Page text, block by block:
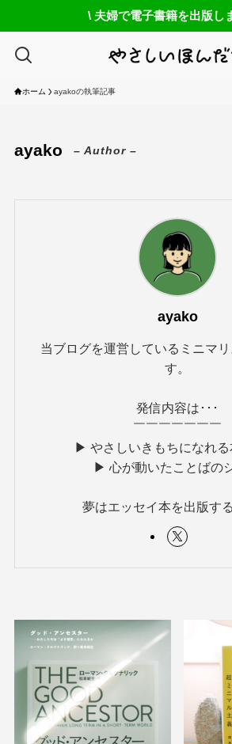
\ 夫婦で電子書籍を出版し
ホーム ayakoの執筆記事
ayako – Author –
ayako
当ブログを運営しているミニマ
す。
発信内容は･･･
￣￣￣￣￣￣￣
▶︎ やさしいきもちになれる
▶︎ 心が動いたことばの
夢はエッセイ本を出版する